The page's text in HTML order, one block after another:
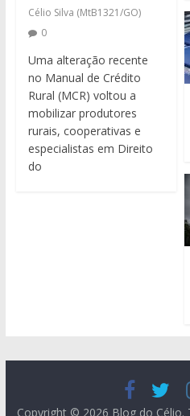
Célio Silva (MtB1321/GO)
0
Uma alteração recente
no Manual de Crédito
Rural (MCR) voltou a
mobilizar produtores
rurais, cooperativas e
especialistas em Direito
do
Copyright © 2026 Blog do Célio.